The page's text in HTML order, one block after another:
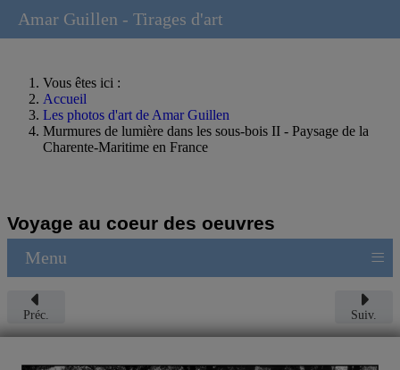
Vous êtes ici :
Accueil
Les photos d'art de Amar Guillen
Murmures de lumière dans les sous-bois II - Paysage de la
Charente-Maritime en France
Voyage au coeur des oeuvres
Menu ≡
Préc. Suiv.
Amar Guillen - Tirages d'art